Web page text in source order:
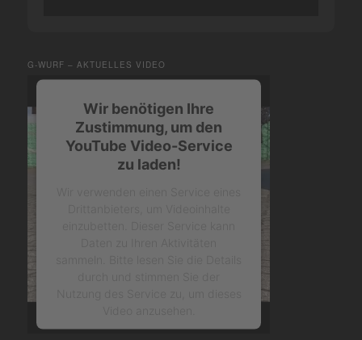
G-WURF – AKTUELLES VIDEO
Wir benötigen Ihre
Zustimmung, um den
YouTube Video-Service
zu laden!